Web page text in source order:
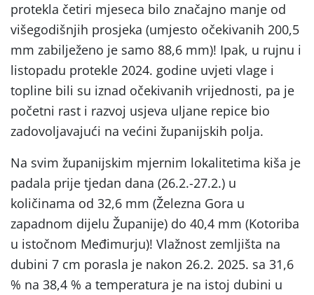
protekla četiri mjeseca bilo značajno manje od
višegodišnjih prosjeka (umjesto očekivanih 200,5
mm zabilježeno je samo 88,6 mm)! Ipak, u rujnu i
listopadu protekle 2024. godine uvjeti vlage i
topline bili su iznad očekivanih vrijednosti, pa je
početni rast i razvoj usjeva uljane repice bio
zadovoljavajući na većini županijskih polja.
Na svim županijskim mjernim lokalitetima kiša je
padala prije tjedan dana (26.2.-27.2.) u
količinama od 32,6 mm (Železna Gora u
zapadnom dijelu Županije) do 40,4 mm (Kotoriba
u istočnom Međimurju)! Vlažnost zemljišta na
dubini 7 cm porasla je nakon 26.2. 2025. sa 31,6
% na 38,4 % a temperatura je na istoj dubini u